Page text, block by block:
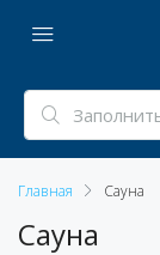
Главная Сауна
Сауна